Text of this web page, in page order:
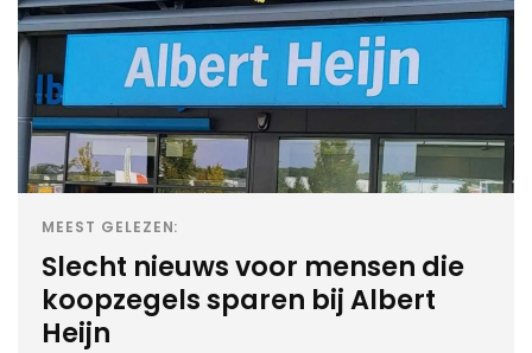
MEEST GELEZEN:
Slecht nieuws voor mensen die
koopzegels sparen bij Albert
Heijn